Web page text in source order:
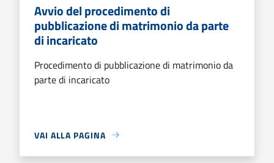
Avvio del procedimento di
pubblicazione di matrimonio da parte
di incaricato
Procedimento di pubblicazione di matrimonio da
parte di incaricato
VAI ALLA PAGINA